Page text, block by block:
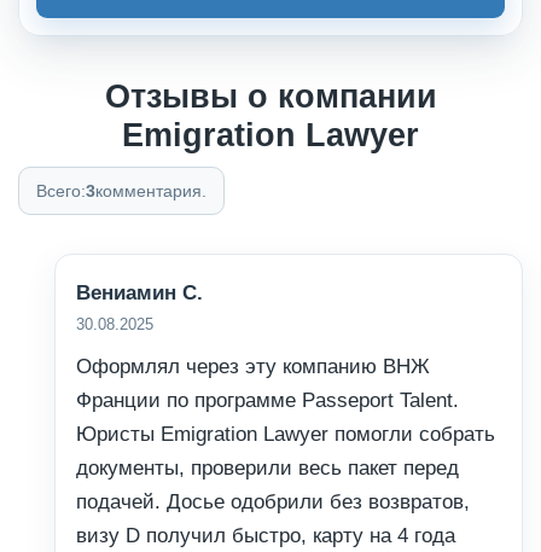
Отзывы о компании
Emigration Lawyer
Всего:3комментария.
Вениамин С.
30.08.2025
Оформлял через эту компанию ВНЖ
Франции по программе Passeport Talent.
Юристы Emigration Lawyer помогли собрать
документы, проверили весь пакет перед
подачей. Досье одобрили без возвратов,
визу D получил быстро, карту на 4 года